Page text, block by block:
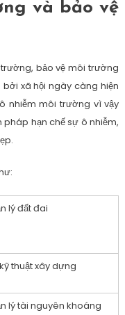
và bảo vệ
bảo vệ môi trường
xã hội ngày càng hiện
nhiễm môi trường vì vậy
hạn chế sự ô nhiễm,
lý đất đai
thuật xây dựng
lý tài nguyên khoáng